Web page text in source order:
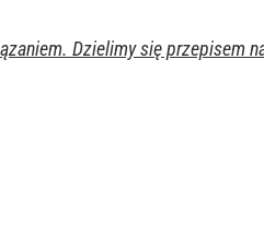
Dzielimy się przepisem